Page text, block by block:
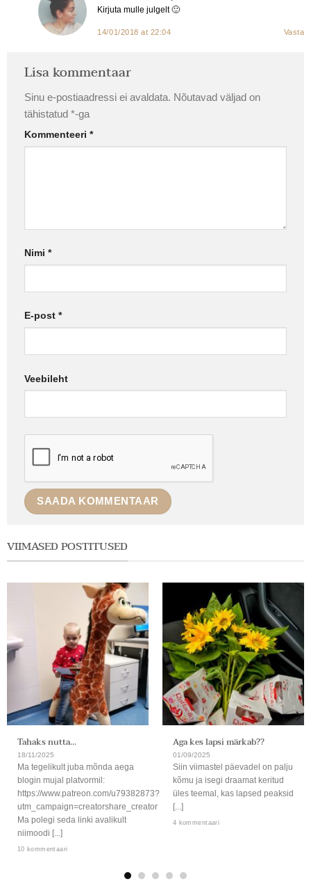
Kirjuta mulle julgelt 🙂
14/01/2018 at 22:04 Vasta
Lisa kommentaar
Sinu e-postiaadressi ei avaldata. Nõutavad väljad on
tähistatud *-ga
Kommenteeri *
Nimi *
E-post *
Veebileht
VIIMASED POSTITUSED
Tahaks nutta…
18/11/2025
Ma tegelikult juba mõnda aega
blogin mujal platvormil:
https://www.patreon.com/u79382873?
utm_campaign=creatorshare_creator
Ma polegi seda linki avalikult
niimoodi [...]
10 kommentaari
Aga kes lapsi märkab??
01/09/2025
Siin viimastel päevadel on palju
kõmu ja isegi draamat keritud
üles teemal, kas lapsed peaksid
[...]
4 kommentaari